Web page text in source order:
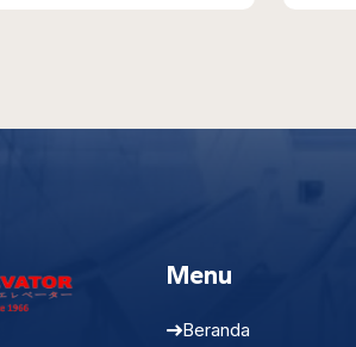
Menu
Beranda